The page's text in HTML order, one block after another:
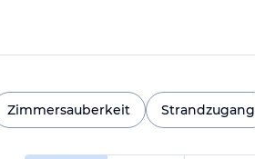
Zimmersauberkeit Strandzugang